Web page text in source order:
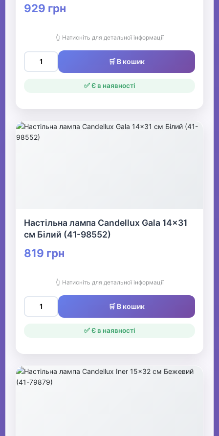
929 грн
👆 Натисніть для детальної інформації
🛒 В кошик
✅ Є в наявності
Настільна лампа Candellux Gala 14x31
см Білий (41-98552)
819 грн
👆 Натисніть для детальної інформації
🛒 В кошик
✅ Є в наявності